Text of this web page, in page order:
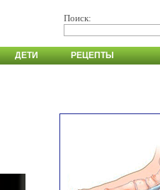
Поиск:
ДЕТИ РЕЦЕПТЫ